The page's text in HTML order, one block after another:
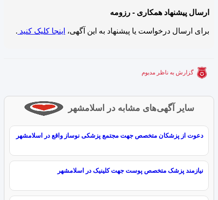
ارسال پیشنهاد همکاری - رزومه
برای ارسال درخواست یا پیشنهاد به این آگهی، اینجا کلیک کنید .
گزارش به ناظر مدبوم
سایر آگهی‌های مشابه در اسلامشهر
دعوت از پزشکان متخصص جهت مجتمع پزشکی نوساز واقع در اسلامشهر
نیازمند پزشک متخصص پوست جهت کلینیک در اسلامشهر